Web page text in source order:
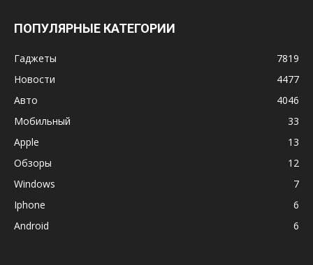
ПОПУЛЯРНЫЕ КАТЕГОРИИ
Гаджеты
7819
Новости
4477
Авто
4046
Мобильный
33
Apple
13
Обзоры
12
Windows
7
Iphone
6
Android
6